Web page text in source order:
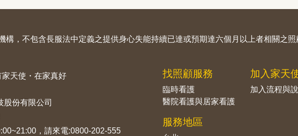
構，不包含長服法中定義之提供身心失能持續已達或預期達六個月以上者相關之
家天使・在家真好
股份有限公司
，請來電:0800-202-555
找照顧服務
臨時看護
醫院看護與居家看護
服務地區
加入家天
加入流程與